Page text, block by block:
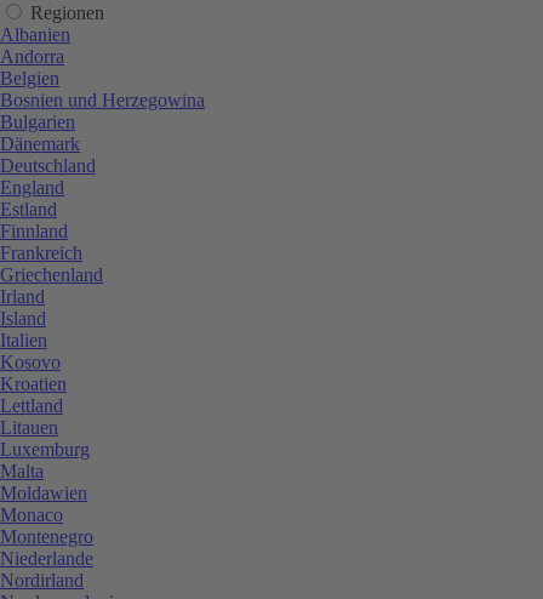
Regionen
Albanien
Andorra
Belgien
Bosnien und Herzegowina
Bulgarien
Dänemark
Deutschland
England
Estland
Finnland
Frankreich
Griechenland
Irland
Island
Italien
Kosovo
Kroatien
Lettland
Litauen
Luxemburg
Malta
Moldawien
Monaco
Montenegro
Niederlande
Nordirland